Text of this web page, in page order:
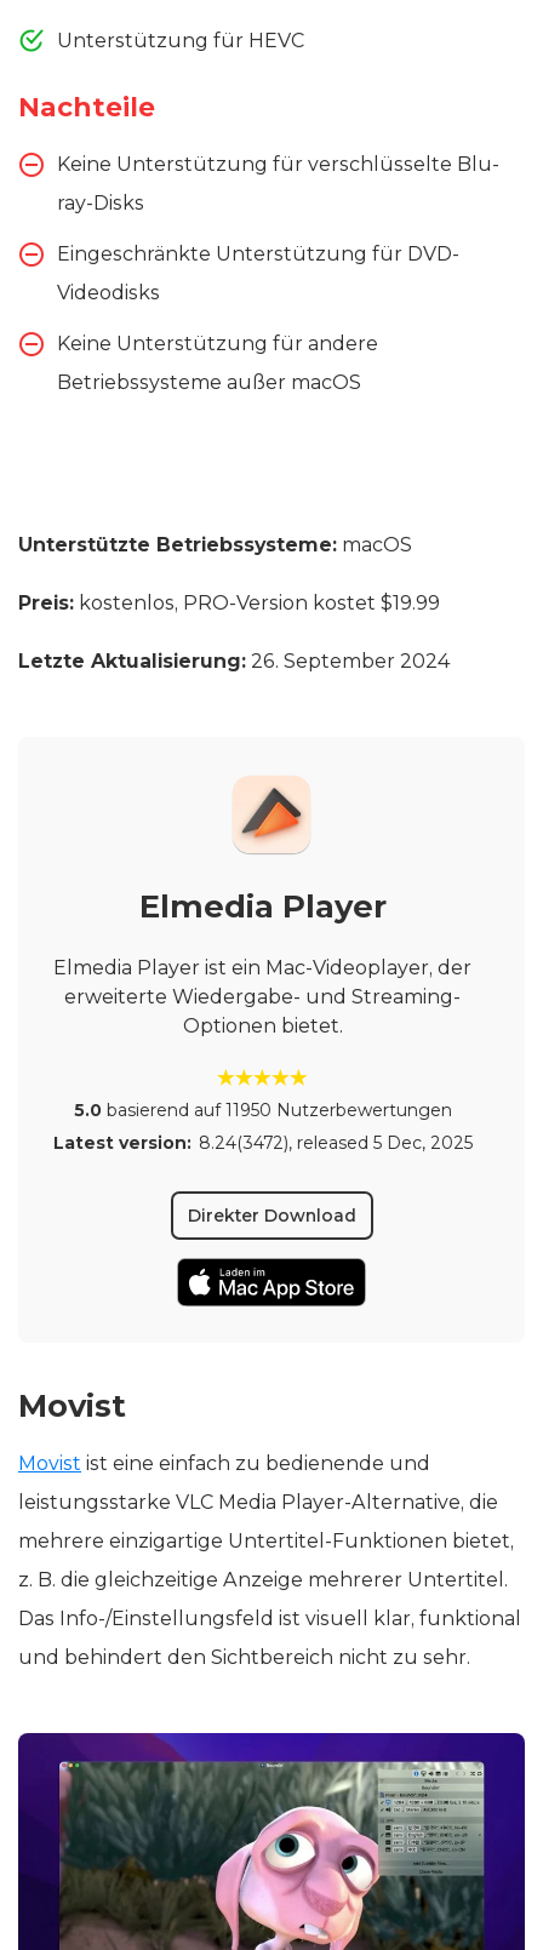
Unterstützung für HEVC
Nachteile
Keine Unterstützung für verschlüsselte Blu-
ray-Disks
Eingeschränkte Unterstützung für DVD-
Videodisks
Keine Unterstützung für andere
Betriebssysteme außer macOS
Unterstützte Betriebssysteme: macOS
Preis: kostenlos, PRO-Version kostet $19.99
Letzte Aktualisierung: 26. September 2024
Elmedia Player
Elmedia Player ist ein Mac-Videoplayer, der
erweiterte Wiedergabe- und Streaming-
Optionen bietet.
5.0 basierend auf 11950 Nutzerbewertungen
Latest version: 8.24(3472), released 5 Dec, 2025
Direkter Download
Movist
Movist ist eine einfach zu bedienende und
leistungsstarke VLC Media Player-Alternative, die
mehrere einzigartige Untertitel-Funktionen bietet,
z. B. die gleichzeitige Anzeige mehrerer Untertitel.
Das Info-/Einstellungsfeld ist visuell klar, funktional
und behindert den Sichtbereich nicht zu sehr.